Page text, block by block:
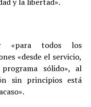
«para todos los
«desde el servicio,
sólido», al
sin principios está